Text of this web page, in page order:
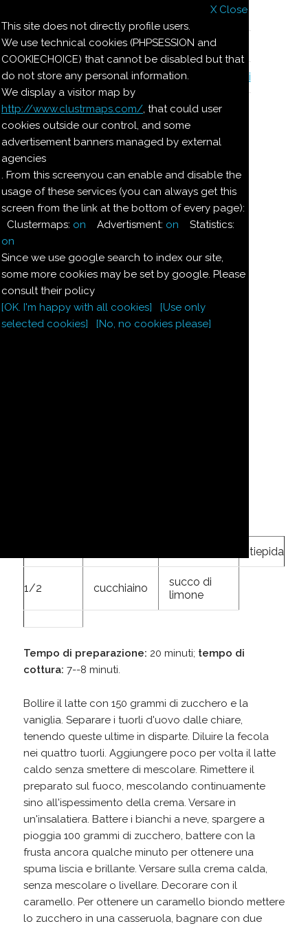
X Close
This site does not directly profile users.
We use technical cookies (PHPSESSION and
COOKIECHOICE) that cannot be disabled but that
do not store any personal information.
We display a visitor map by
http://www.clustrmaps.com/, that could user
cookies outside our control, and some
advertisement banners managed by external
agencies
. From this screenyou can enable and disable the
usage of these services (you can always get this
screen from the link at the bottom of every page):
Clustermaps: on Advertisment: on Statistics:
on
Since we use google search to index our site,
some more cookies may be set by google. Please
consult their policy
[OK. I'm happy with all cookies]
[Use only
selected cookies]
[No, no cookies please]
Le ricette di Pierre
Il quaderno di casa Magnaghi-Zorzoli
Le ricette di Pierre
CARAMELITA
Crema meringa al caramello.
Dosi per 6:
Crema
3/4 latte
tiepida
1/2 cucchiaino
succo di
limone
Tempo di preparazione: 20 minuti; tempo di
cottura: 7--8 minuti.
Bollire il latte con 150 grammi di zucchero e la
vaniglia. Separare i tuorli d'uovo dalle chiare,
tenendo queste ultime in disparte. Diluire la fecola
nei quattro tuorli. Aggiungere poco per volta il latte
caldo senza smettere di mescolare. Rimettere il
preparato sul fuoco, mescolando continuamente
sino all'ispessimento della crema. Versare in
un'insalatiera. Battere i bianchi a neve, spargere a
pioggia 100 grammi di zucchero, battere con la
frusta ancora qualche minuto per ottenere una
spuma liscia e brillante. Versare sulla crema calda,
senza mescolare o livellare. Decorare con il
caramello. Per ottenere un caramello biondo mettere
lo zucchero in una casseruola, bagnare con due